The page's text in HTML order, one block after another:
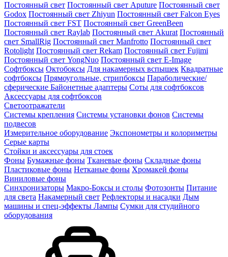
Постоянный свет Постоянный свет Aputure Постоянный свет
Godox Постоянный свет Zhiyun Постоянный свет Falcon Eyes
Постоянный свет FST Постоянный свет GreenBeen
Постоянный свет Raylab Постоянный свет Akurat Постоянный
свет SmallRig Постоянный свет Manfrotto Постоянный свет
Rotolight Постоянный свет Rekam Постоянный свет Fujimi
Постоянный свет YongNuo Постоянный свет E-Image
Софтбоксы Октобоксы Для накамерных вспышек Квадратные
софтбоксы Прямоугольные, стрипбоксы Параболические/
сферические Байонетныe адаптеры Соты для софтбоксов
Аксессуары для софтбоксов
Светоотражатели
Системы крепления Системы установки фонов Системы
подвесов
Измерительное оборудование Экспонометры и колориметры
Серые карты
Стойки и аксессуары для стоек
Фоны Бумажные фоны Тканевые фоны Складные фоны
Пластиковые фоны Нетканые фоны Хромакей фоны
Виниловые фоны
Синхронизаторы Макро-Боксы и столы Фотозонты Питание
для света Накамерный свет Рефлекторы и насадки Дым
машины и спец-эффекты Лампы Сумки для студийного
оборудования